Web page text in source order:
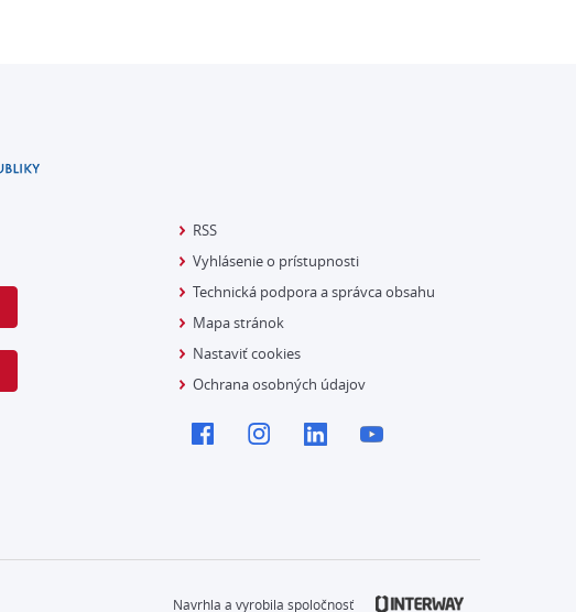
RSS
Vyhlásenie o prístupnosti
Technická podpora a správca obsahu
Mapa stránok
Nastaviť cookies
Ochrana osobných údajov
Navrhla a vyrobila spoločnosť